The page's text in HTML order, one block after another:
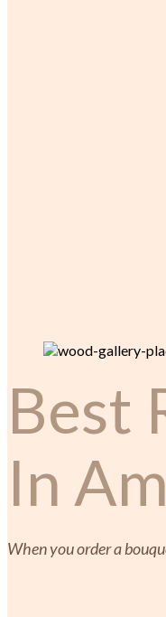
Best
In
When you order a